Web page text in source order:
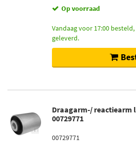
Achteras rechts (10)
Oliedruk (9)
Schokdemper inbouwtype
Veerdragende schokdemper (123)
Op voorraad
Vandaag voor 17:00
geleverd.
Draagarm-/ reactiearm
00729771
00729771